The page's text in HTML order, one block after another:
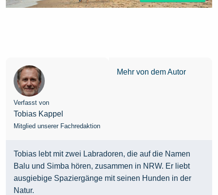
Verfasst von
Tobias Kappel
Mitglied unserer Fachredaktion
Mehr von dem Autor
Tobias lebt mit zwei Labradoren, die auf die Namen
Balu und Simba hören, zusammen in NRW. Er liebt
ausgiebige Spaziergänge mit seinen Hunden in der
Natur.